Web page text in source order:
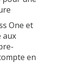
One et
aux
en